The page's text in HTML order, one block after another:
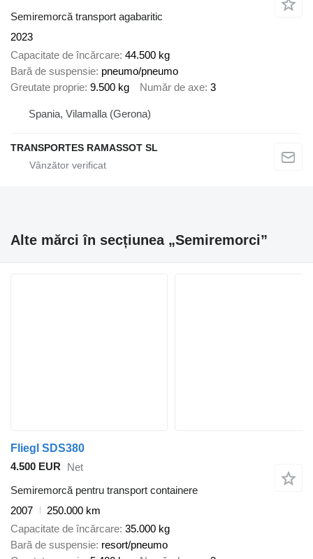
Semiremorcă transport agabaritic
2023
Capacitate de încărcare 44.500 kg
Bară de suspensie pneumo/pneumo
Greutate proprie 9.500 kg Număr de axe 3
Spania, Vilamalla (Gerona)
TRANSPORTES RAMASSOT SL
Alte mărci în secțiunea „Semiremorci”
Fliegl SDS380
4.500 EUR
Net
Semiremorcă pentru transport containere
2007
250.000 km
Capacitate de încărcare 35.000 kg
Bară de suspensie resort/pneumo